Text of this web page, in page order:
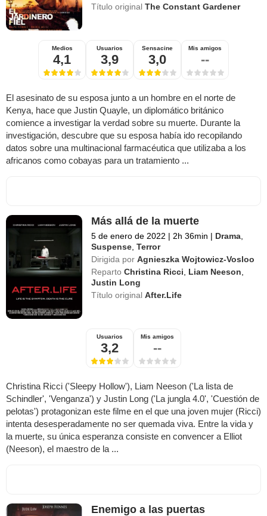
Título originalThe Constant Gardener
Medios
4,1
Usuarios
3,9
Sensacine
3,0
Mis amigos
--
El asesinato de su esposa junto a un hombre en el norte de
Kenya, hace que Justin Quayle, un diplomático británico
comience a investigar la verdad sobre su muerte. Durante la
investigación, descubre que su esposa había ido recopilando
datos sobre una multinacional farmacéutica que utilizaba a los
africanos como cobayas para un tratamiento ...
Más allá de la muerte
5 de enero de 2022 | 2h 36min | Drama
Suspense ,Terror
Dirigida por Agnieszka Wojtowicz-Vosloo
Reparto Christina Ricci Liam Neeson
Justin Long
Título originalAfter.Life
Usuarios
3,2
Mis amigos
--
Christina Ricci ('Sleepy Hollow'), Liam Neeson ('La lista de
Schindler', 'Venganza') y Justin Long ('La jungla 4.0', 'Cuestión de
pelotas') protagonizan este filme en el que una joven mujer (Ricci)
intenta desesperadamente no ser quemada viva. Entre la vida y
la muerte, su única esperanza consiste en convencer a Elliot
(Neeson), el maestro de la ...
Enemigo a las puertas